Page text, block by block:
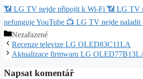
📶 LG TV nejde připojit k Wi-Fi 📶 LG TV
nefunguje YouTube 📺 LG TV nejde
Rubriky
Nezařazené
Recenze televize LG OLED83C11LA
Aktualizace firmwaru LG
Napsat komentář